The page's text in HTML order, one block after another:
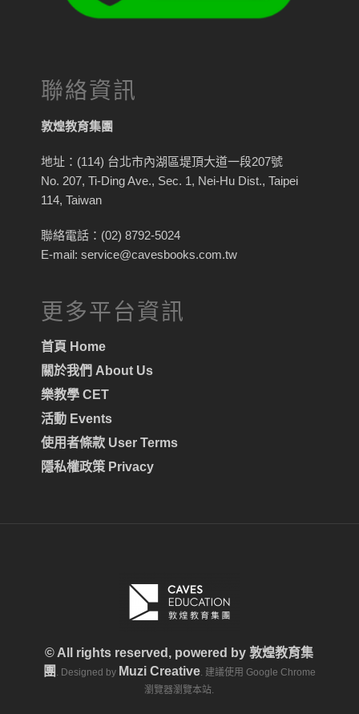
聯絡資訊
敦煌教育集團
地址：(114) 台北市內湖區堤頂大道一段207號
No. 207, Ti-Ding Ave., Sec. 1, Nei-Hu Dist., Taipei
114, Taiwan
聯絡電話：(02) 8792-5024
E-mail: service@cavesbooks.com.tw
更多平台資訊
首頁 Home
關於我們 About Us
樂教學 CET
活動 Events
使用者條款 User Terms
隱私權政策 Privacy
© All rights reserved, powered by敦煌教育集
團
. Designed by Muzi Creative. 建議使用 Google Chrome
瀏覽器瀏覽本站.